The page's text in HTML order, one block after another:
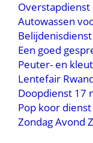
Overstapdienst
Autowassen
Een goed
Peuter- en
Lentefair
Doopdienst 17
Pop koor
Zondag Avond